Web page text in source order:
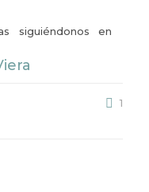
siguiéndonos en
1